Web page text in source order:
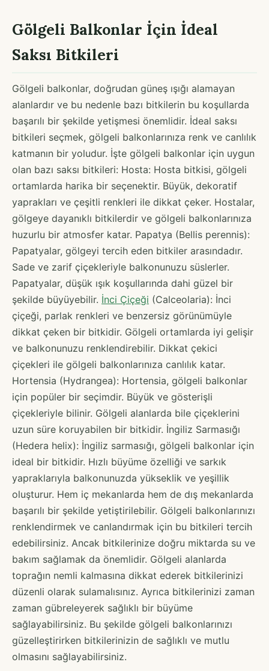
Gölgeli Balkonlar İçin İdeal
Saksı Bitkileri
Gölgeli balkonlar, doğrudan güneş ışığı alamayan
alanlardır ve bu nedenle bazı bitkilerin bu koşullarda
başarılı bir şekilde yetişmesi önemlidir. İdeal saksı
bitkileri seçmek, gölgeli balkonlarınıza renk ve canlılık
katmanın bir yoludur. İşte gölgeli balkonlar için uygun
olan bazı saksı bitkileri: Hosta: Hosta bitkisi, gölgeli
ortamlarda harika bir seçenektir. Büyük, dekoratif
yaprakları ve çeşitli renkleri ile dikkat çeker. Hostalar,
gölgeye dayanıklı bitkilerdir ve gölgeli balkonlarınıza
huzurlu bir atmosfer katar. Papatya (Bellis perennis):
Papatyalar, gölgeyi tercih eden bitkiler arasındadır.
Sade ve zarif çiçekleriyle balkonunuzu süslerler.
Papatyalar, düşük ışık koşullarında dahi güzel bir
şekilde büyüyebilir. İnci Çiçeği (Calceolaria): İnci
çiçeği, parlak renkleri ve benzersiz görünümüyle
dikkat çeken bir bitkidir. Gölgeli ortamlarda iyi gelişir
ve balkonunuzu renklendirebilir. Dikkat çekici
çiçekleri ile gölgeli balkonlarınıza canlılık katar.
Hortensia (Hydrangea): Hortensia, gölgeli balkonlar
için popüler bir seçimdir. Büyük ve gösterişli
çiçekleriyle bilinir. Gölgeli alanlarda bile çiçeklerini
uzun süre koruyabilen bir bitkidir. İngiliz Sarmasığı
(Hedera helix): İngiliz sarmasığı, gölgeli balkonlar için
ideal bir bitkidir. Hızlı büyüme özelliği ve sarkık
yapraklarıyla balkonunuzda yükseklik ve yeşillik
oluşturur. Hem iç mekanlarda hem de dış mekanlarda
başarılı bir şekilde yetiştirilebilir. Gölgeli balkonlarınızı
renklendirmek ve canlandırmak için bu bitkileri tercih
edebilirsiniz. Ancak bitkilerinize doğru miktarda su ve
bakım sağlamak da önemlidir. Gölgeli alanlarda
toprağın nemli kalmasına dikkat ederek bitkilerinizi
düzenli olarak sulamalısınız. Ayrıca bitkilerinizi zaman
zaman gübreleyerek sağlıklı bir büyüme
sağlayabilirsiniz. Bu şekilde gölgeli balkonlarınızı
güzelleştirirken bitkilerinizin de sağlıklı ve mutlu
olmasını sağlayabilirsiniz.